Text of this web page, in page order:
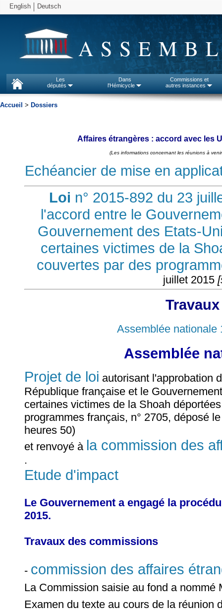
English Deutsch
Les
députés
Dans
l'Hémicycle
Commissions et
autres instances
Accueil > Dossiers
Affaires étrangères : accord avec les
(Les informations concernant les réunions à
Echéancier de mise en
Loi n° 2015-892 du 23
l'accord entre le
Gouvernement des Etats-
certaines victimes de la
couvertes par des
juillet 2015
Assemblée nationale
Assemblée
Projet de loi autorisant l'approbation
République française et le
certaines victimes de la Shoah
programmes français, n° 2705, déposé
heures 50)
et renvoyé à la commission des
.
Etude d'impact
Le Gouvernement a engagé la
2015.
Travaux des commissions
- commission des affaires
La Commission saisie au fond a nommé
Examen du texte au cours de la réunion